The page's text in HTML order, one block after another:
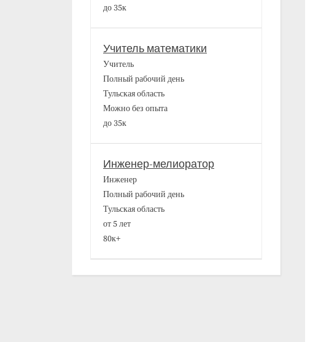
до 35к
Учитель математики
Учитель
Полный рабочий день
Тульская область
Можно без опыта
до 35к
Инженер-мелиоратор
Инженер
Полный рабочий день
Тульская область
от 5 лет
80к+